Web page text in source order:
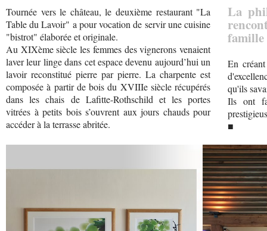
Tournée vers le château, le deuxième restaurant "La
Table du Lavoir" a pour vocation de servir une cuisine
"bistrot" élaborée et originale.
Au XIXème siècle les femmes des vignerons venaient
laver leur linge dans cet espace devenu aujourd’hui un
lavoir reconstitué pierre par pierre. La charpente est
composée à partir de bois du XVIIIe siècle récupérés
dans les chais de Lafitte-Rothschild et les portes
vitrées à petits bois s’ouvrent aux jours chauds pour
accéder à la terrasse abritée.
La
famille
En
qu'ils
Ils ont
■